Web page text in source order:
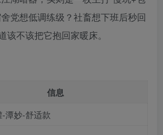
党想低调练级？社畜想下班后秒回
该不该把它抱回家暖床。
信息
潭妙-舒适款